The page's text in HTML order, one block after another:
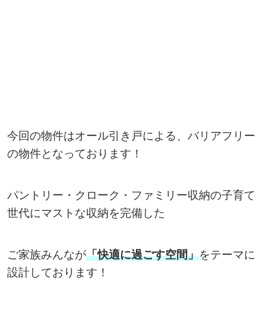
今回の物件はオール引き戸による、バリアフリー
の物件となっております！
パントリー・クローク・ファミリー収納の子育て
世代にマストな収納を完備した
ご家族みんなが「快適に過ごす空間」をテーマに
設計しております！